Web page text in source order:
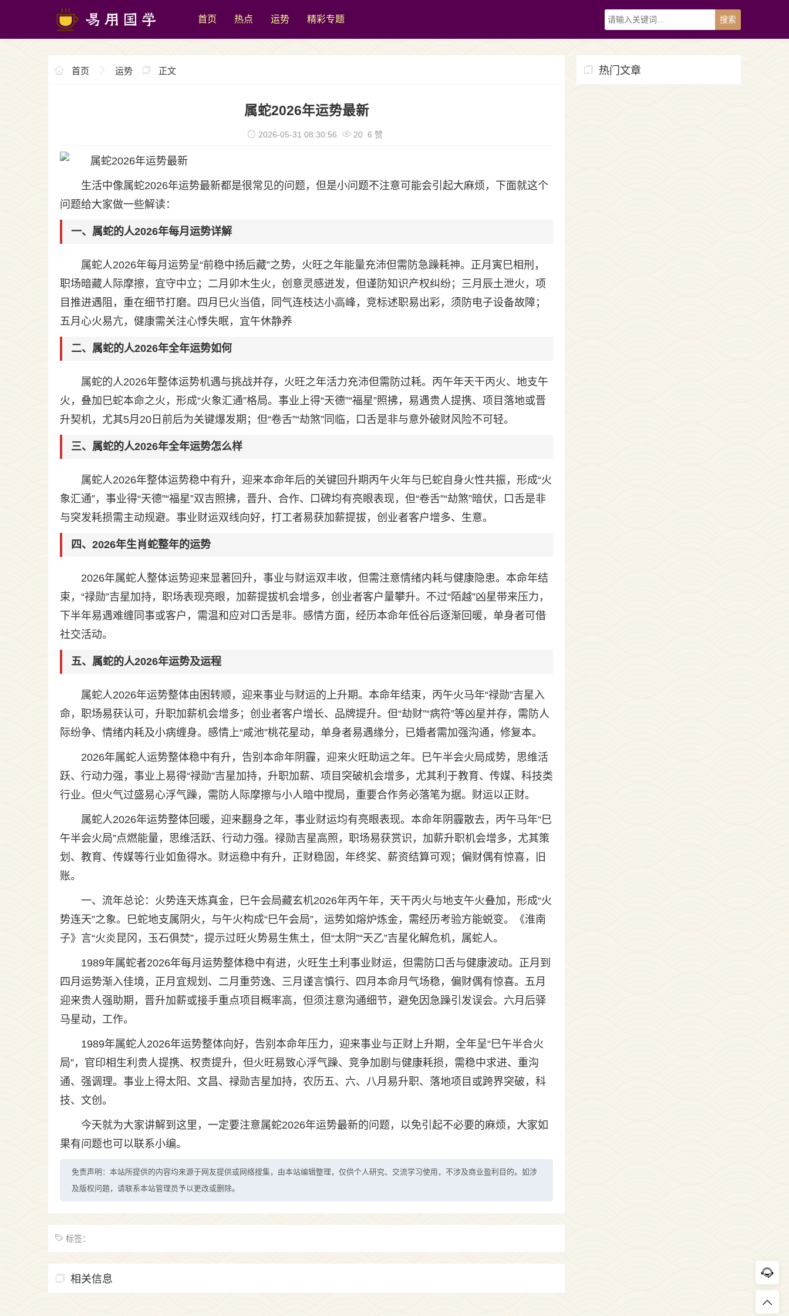
首页 热点 运势 精彩专题
首页 运势 正文
属蛇2026年运势最新
2026-05-31 08:30:56 20 6 赞
生活中像属蛇2026年运势最新都是很常见的问题，但是小问题不注意可能会引起大麻烦，下面就这个
问题给大家做一些解读：
一、属蛇的人2026年每月运势详解
属蛇人2026年每月运势呈“前稳中扬后藏”之势，火旺之年能量充沛但需防急躁耗神。正月寅巳相刑，
职场暗藏人际摩擦，宜守中立；二月卯木生火，创意灵感迸发，但谨防知识产权纠纷；三月辰土泄火，项
目推进遇阻，重在细节打磨。四月巳火当值，同气连枝达小高峰，竞标述职易出彩，须防电子设备故障；
五月心火易亢，健康需关注心悸失眠，宜午休静养
二、属蛇的人2026年全年运势如何
属蛇的人2026年整体运势机遇与挑战并存，火旺之年活力充沛但需防过耗。丙午年天干丙火、地支午
火，叠加巳蛇本命之火，形成“火象汇通”格局。事业上得“天德”“福星”照拂，易遇贵人提携、项目落地或晋
升契机，尤其5月20日前后为关键爆发期；但“卷舌”“劫煞”同临，口舌是非与意外破财风险不可轻。
三、属蛇的人2026年全年运势怎么样
属蛇人2026年整体运势稳中有升，迎来本命年后的关键回升期丙午火年与巳蛇自身火性共振，形成“火
象汇通”，事业得“天德”“福星”双吉照拂，晋升、合作、口碑均有亮眼表现，但“卷舌”“劫煞”暗伏，口舌是非
与突发耗损需主动规避。事业财运双线向好，打工者易获加薪提拔，创业者客户增多、生意。
四、2026年生肖蛇整年的运势
2026年属蛇人整体运势迎来显著回升，事业与财运双丰收，但需注意情绪内耗与健康隐患。本命年结
束，“禄勋”吉星加持，职场表现亮眼，加薪提拔机会增多，创业者客户量攀升。不过“陌越”凶星带来压力，
下半年易遇难缠同事或客户，需温和应对口舌是非。感情方面，经历本命年低谷后逐渐回暖，单身者可借
社交活动。
五、属蛇的人2026年运势及运程
属蛇人2026年运势整体由困转顺，迎来事业与财运的上升期。本命年结束，丙午火马年“禄勋”吉星入
命，职场易获认可，升职加薪机会增多；创业者客户增长、品牌提升。但“劫财”“病符”等凶星并存，需防人
际纷争、情绪内耗及小病缠身。感情上“咸池”桃花星动，单身者易遇缘分，已婚者需加强沟通，修复本。
2026年属蛇人运势整体稳中有升，告别本命年阴霾，迎来火旺助运之年。巳午半会火局成势，思维活
跃、行动力强，事业上易得“禄勋”吉星加持，升职加薪、项目突破机会增多，尤其利于教育、传媒、科技类
行业。但火气过盛易心浮气躁，需防人际摩擦与小人暗中搅局，重要合作务必落笔为据。财运以正财。
属蛇人2026年运势整体回暖，迎来翻身之年，事业财运均有亮眼表现。本命年阴霾散去，丙午马年“巳
午半会火局”点燃能量，思维活跃、行动力强。禄勋吉星高照，职场易获赏识，加薪升职机会增多，尤其策
划、教育、传媒等行业如鱼得水。财运稳中有升，正财稳固，年终奖、薪资结算可观；偏财偶有惊喜，旧
账。
一、流年总论：火势连天炼真金，巳午会局藏玄机2026年丙午年，天干丙火与地支午火叠加，形成“火
势连天”之象。巳蛇地支属阴火，与午火构成“巳午会局”，运势如熔炉炼金，需经历考验方能蜕变。《淮南
子》言“火炎昆冈，玉石俱焚”，提示过旺火势易生焦土，但“太阴”“天乙”吉星化解危机，属蛇人。
1989年属蛇者2026年每月运势整体稳中有进，火旺生土利事业财运，但需防口舌与健康波动。正月到
四月运势渐入佳境，正月宜规划、二月重劳逸、三月谨言慎行、四月本命月气场稳，偏财偶有惊喜。五月
迎来贵人强助期，晋升加薪或接手重点项目概率高，但须注意沟通细节，避免因急躁引发误会。六月后驿
马星动，工作。
1989年属蛇人2026年运势整体向好，告别本命年压力，迎来事业与正财上升期，全年呈“巳午半合火
局”，官印相生利贵人提携、权责提升，但火旺易致心浮气躁、竞争加剧与健康耗损，需稳中求进、重沟
通、强调理。事业上得太阳、文昌、禄勋吉星加持，农历五、六、八月易升职、落地项目或跨界突破，科
技、文创。
今天就为大家讲解到这里，一定要注意属蛇2026年运势最新的问题，以免引起不必要的麻烦，大家如
果有问题也可以联系小编。
免责声明：本站所提供的内容均来源于网友提供或网络搜集，由本站编辑整理，仅供个人研究、交流学习使用，不涉及商业盈利目的。如涉
及版权问题，请联系本站管理员予以更改或删除。
标签：
相关信息
热门文章